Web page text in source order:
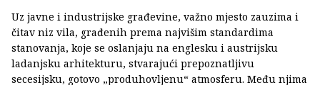
Uz javne i industrijske građevine, važno mjesto zauzima i
čitav niz vila, građenih prema najvišim standardima
stanovanja, koje se oslanjaju na englesku i austrijsku
ladanjsku arhitekturu, stvarajući prepoznatljivu
secesijsku, gotovo „produhovljenu“ atmosferu. Među njima